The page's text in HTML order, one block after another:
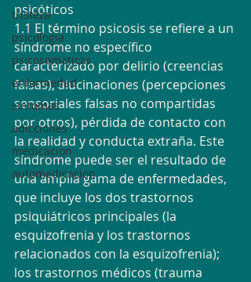
tristeza
psicologia
psicosomaticas
enfermedad
sintomas
adicciones
medicacion
automedicacion
psicóticos
1.1 El término psicosis se refiere a un
síndrome no específico
caracterizado por delirio (creencias
falsas), alucinaciones (percepciones
sensoriales falsas no compartidas
por otros), pérdida de contacto con
la realidad y conducta extraña. Este
síndrome puede ser el resultado de
una amplia gama de enfermedades,
que incluye los dos trastornos
psiquiátricos principales (la
esquizofrenia y los trastornos
relacionados con la esquizofrenia);
los trastornos médicos (trauma